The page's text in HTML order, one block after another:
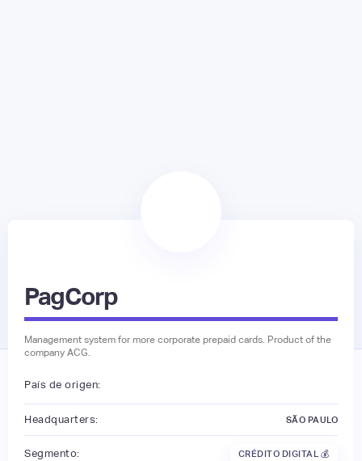
PagCorp
Management system for more corporate prepaid cards. Product of the
company ACG.
País de origen:
Headquarters: SÃO PAULO
Segmento: CRÉDITO DIGITAL 💰